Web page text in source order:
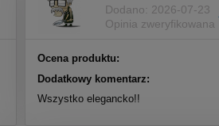
Dodano: 2026-07-23
Opinia zweryfikowana
Ocena produktu:
Dodatkowy komentarz:
Wszystko elegancko!!